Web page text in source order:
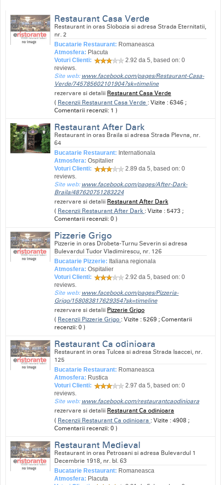
Restaurant Casa Verde
Restaurant in oras Slobozia si adresa Strada Eternitatii,
nr. 2
Bucatarie Restaurant: Romaneasca
Atmosfera: Placuta
Voturi Clienti:
2.92 da 5, based on:0
reviews.
Site web: www.facebook.com/pages/Restaurant-Casa-
Verde/745785602101904?sk=timeline
rezervare si detalii Restaurant Casa Verde
( Recenzii Restaurant Casa Verde : Vizite : 6346 ;
Comentarii recenzii: 1 )
Restaurant After Dark
Restaurant in oras Braila si adresa Strada Plevna, nr.
64
Bucatarie Restaurant: Internationala
Atmosfera:Ospitalier
Voturi Clienti:
2.89 da 5, based on:0
reviews.
Site web: www.facebook.com/pages/After-Dark-
Braila/487620751283224
rezervare si detalii Restaurant After Dark
( Recenzii Restaurant After Dark : Vizite : 5473 ;
Comentarii recenzii: 0 )
Pizzerie Grigo
Pizzerie in oras Drobeta-Turnu Severin si adresa
Bulevardul Tudor Vladimirescu, nr. 126
Bucatarie Pizzerie: Italiana regionala
Atmosfera:Ospitalier
Voturi Clienti:
2.92 da 5, based on:0
reviews.
Site web: www.facebook.com/pages/Pizzeria-
Grigo/158083817629354?sk=timeline
rezervare si detalii Pizzerie Grigo
( Recenzii Pizzerie Grigo : Vizite : 5269 ; Comentarii
recenzii: 0 )
Restaurant Ca odinioara
Restaurant in oras Tulcea si adresa Strada Isaccei, nr.
125
Bucatarie Restaurant: Romaneasca
Atmosfera: Rustica
Voturi Clienti:
2.97 da 5, based on:0
reviews.
Site web: www.facebook.com/restaurantcaodinioara
rezervare si detalii Restaurant Ca odinioara
( Recenzii Restaurant Ca odinioara : Vizite : 4908 ;
Comentarii recenzii: 0 )
Restaurant Medieval
Restaurant in oras Petrosani si adresa Bulevardul 1
Decembrie 1918, nr. bl. 63
Bucatarie Restaurant: Romaneasca
Atmosfera: Placuta